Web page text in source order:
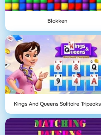
Blokken
Kings And Queens Solitaire Tripeaks